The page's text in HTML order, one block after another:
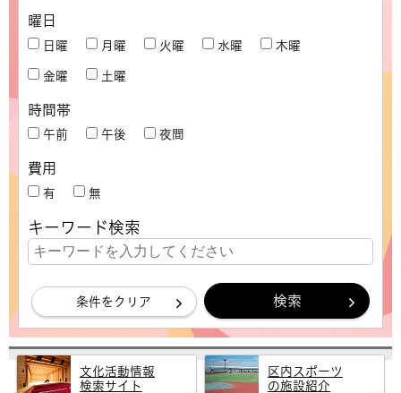
曜日
日曜 月曜 火曜 水曜 木曜
金曜 土曜
時間帯
午前 午後 夜間
費用
有 無
キーワード検索
条件をクリア
文化活動情報
検索サイト
区内スポーツ
の施設紹介